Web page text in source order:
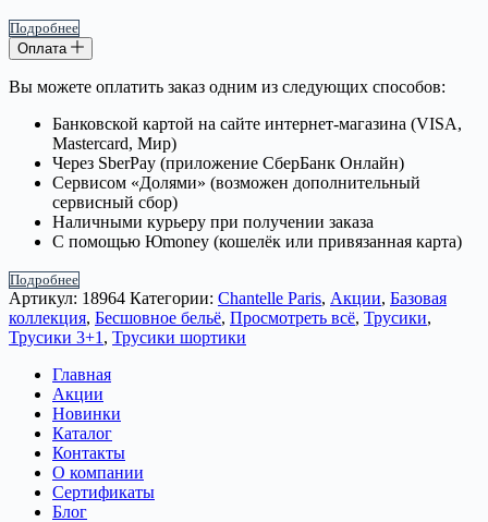
Подробнее
Оплата
Вы можете оплатить заказ одним из следующих способов:
Банковской картой на сайте интернет-магазина (VISA,
Mastercard, Мир)
Через SberPay (приложение СберБанк Онлайн)
Сервисом «Долями» (возможен дополнительный
сервисный сбор)
Наличными курьеру при получении заказа
С помощью Юmoney (кошелёк или привязанная карта)
Подробнее
Артикул: 18964 Категории: Chantelle Paris, Акции, Базовая
коллекция, Бесшовное бельё, Просмотреть всё, Трусики,
Трусики 3+1 , Трусики шортики
Главная
Акции
Новинки
Каталог
Контакты
О компании
Сертификаты
Блог